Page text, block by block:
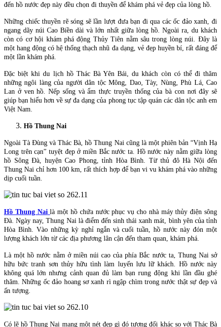
đến hồ nước đẹp này đều chọn đi thuyền để khám phá vẻ đẹp của lòng hồ.
Những chiếc thuyền rẽ sóng sẽ lần lượt đưa bạn đi qua các ốc đảo xanh, đi
ngang dãy núi Cao Biền dài và lớn nhất giữa lòng hồ. Ngoài ra, du khách
còn có cơ hội khám phá động Thủy Tiên nằm sâu trong lòng núi. Đây là
một hang động có hệ thống thạch nhũ đa dạng, vẻ đẹp huyền bí, rất đáng để
một lần khám phá.
Đặc biệt khi du lịch hồ Thác Bà Yên Bái, du khách còn có thể đi thăm
những ngôi làng của người dân tộc Mông, Dao, Tày, Nùng, Phù Lá, Cao
Lan ở ven hồ. Nếp sống và ẩm thực truyền thống của bà con nơi đây sẽ
giúp bạn hiểu hơn về sự đa dạng của phong tục tập quán các dân tộc anh em
Việt Nam.
Hồ Thung Nai
Ngoài Tà Đùng và Thác Bà, hồ Thung Nai cũng là một phiên bản “Vịnh Hạ
Long trên cạn” tuyệt đẹp ở miền Bắc nước ta. Hồ nước này nằm giữa lòng
hồ Sông Đà, huyện Cao Phong, tỉnh Hòa Bình. Từ thủ đô Hà Nội đến
Thung Nai chỉ hơn 100 km, rất thích hợp để bạn vi vu khám phá vào những
dịp cuối tuần.
Hồ Thung Nai là một hồ chứa nước phục vụ cho nhà máy thủy điện sông
Đà. Ngày nay, Thung Nai là điểm đến sinh thái xanh mát, bình yên của tỉnh
Hòa Bình. Vào những kỳ nghỉ ngắn và cuối tuần, hồ nước này đón một
lượng khách lớn từ các địa phương lân cận đến tham quan, khám phá.
Là một hồ nước nằm ở miền núi cao của phía Bắc nước ta, Thung Nai sở
hữu bức tranh sơn thủy hữu tình làm luyến lưu lữ khách. Hồ nước này
không quá lớn nhưng cảnh quan đủ làm bạn rung động khi lần đầu ghé
thăm. Những ốc đảo hoang sơ xanh rì ngập chìm trong nước thật sự đẹp và
ấn tượng.
Có lẽ hồ Thung Nai mang một nét đẹp gì đó tương đối khác so với Thác Bà